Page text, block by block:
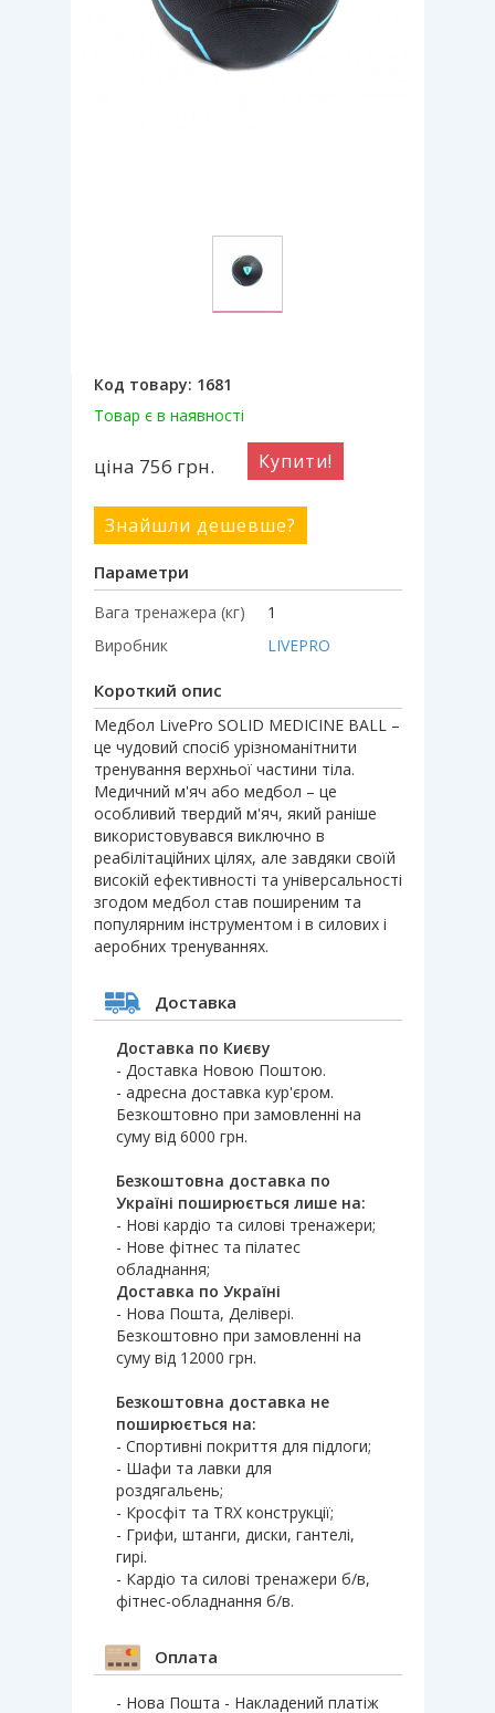
Код товару: 1681
Товар є в наявності
ціна 756 грн. Купити!
Знайшли дешевше?
Параметри
Вага тренажера (кг)
1
Виробник
LIVEPRO
Короткий опис
Медбол LivePro SOLID MEDICINE BALL –
це чудовий спосіб урізноманітнити
тренування верхньої частини тіла.
Медичний м'яч або медбол – це
особливий твердий м'яч, який раніше
використовувався виключно в
реабілітаційних цілях, але завдяки своїй
високій ефективності та універсальності
згодом медбол став поширеним та
популярним інструментом і в силових і
аеробних тренуваннях.
Доставка
Доставка по Києву
- Доставка Новою Поштою.
- адресна доставка кур'єром.
Безкоштовно при замовленні на
суму від 6000 грн.
Безкоштовна доставка по
Україні поширюється лише на:
- Нові кардіо та силові тренажери;
- Нове фітнес та пілатес
обладнання;
Доставка по Україні
- Нова Пошта, Делівері.
Безкоштовно при замовленні на
суму від 12000 грн.
Безкоштовна доставка не
поширюється на:
- Спортивні покриття для підлоги;
- Шафи та лавки для
роздягальень;
- Кросфіт та TRX конструкції;
- Грифи, штанги, диски, гантелі,
гирі.
- Кардіо та силові тренажери б/в,
фітнес-обладнання б/в.
Оплата
- Нова Пошта - Накладений платіж